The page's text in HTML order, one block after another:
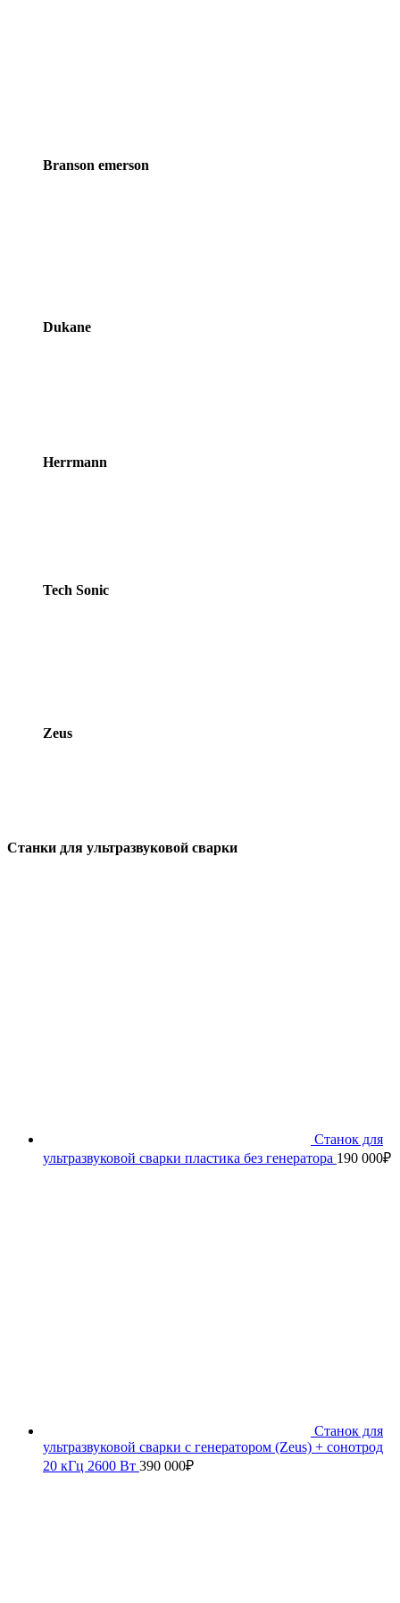
Brands
Branson emerson
Dukane
Herrmann
Tech Sonic
Zeus
Cтанки для ультразвуковой сварки
Станок для
ультразвуковой сварки пластика без генератора 190 000₽
Станок для
ультразвуковой сварки с генератором (Zeus) + сонотрод
20 кГц 2600 Вт 390 000₽